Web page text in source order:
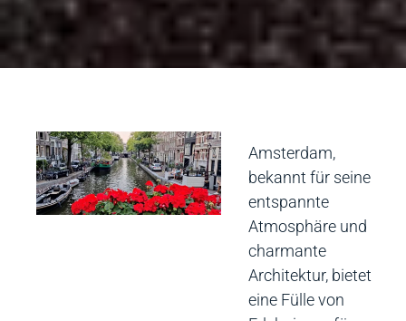
Amsterdam,
bekannt für seine
entspannte
Atmosphäre und
charmante
Architektur, bietet
eine Fülle von